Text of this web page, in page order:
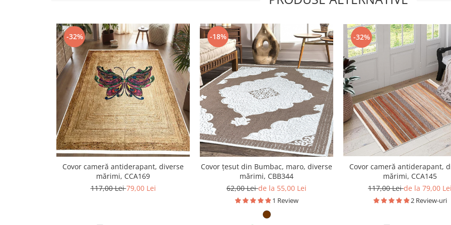
-32%
Covor cameră antiderapant, diverse
mărimi, CCA169
117,00 Lei79,00 Lei
-18%
Covor țesut din Bumbac, maro, diverse
mărimi, CBB344
62,00 Leide la 55,00 Lei
1 Review
-32%
Covor cameră antiderapant,
mărimi, CCA145
117,00 Leide la 79,00 Lei
2 Review-uri